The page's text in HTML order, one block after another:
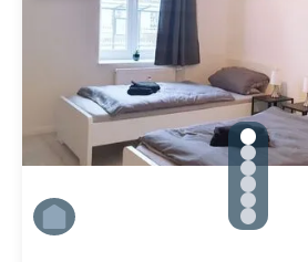
Zu
Zu
Zu
Zu Slide
Zu
Zu Slide